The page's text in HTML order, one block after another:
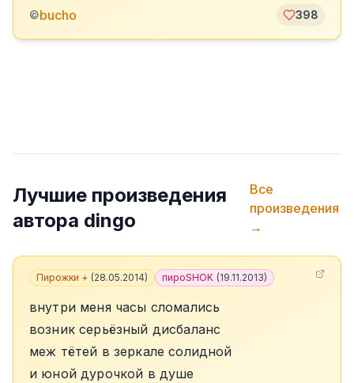
©bucho 398
Лучшие произведения
автора dingo
Все
произведения
→
Пирожки + (28.05.2014) пироSHOK (19.11.2013)
внутри меня часы сломались
возник серьёзный дисбаланс
меж тётей в зеркале солидной
и юной дурочкой в душе